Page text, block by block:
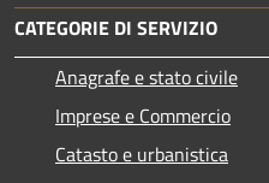
CATEGORIE DI SERVIZIO
Anagrafe e stato civile
Imprese e Commercio
Catasto e urbanistica